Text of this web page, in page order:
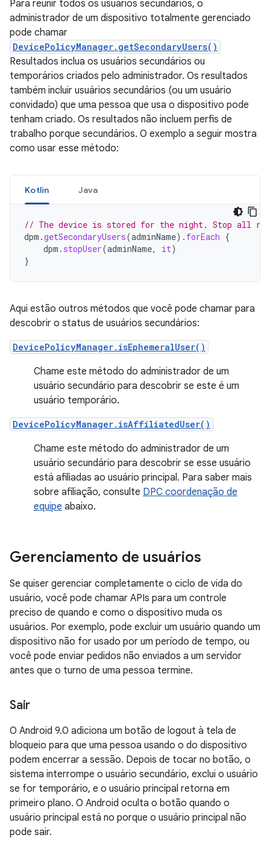
Para reunir todos os usuários secundários, o
administrador de um dispositivo totalmente gerenciado
pode chamar
DevicePolicyManager.getSecondaryUsers()
Resultados inclua os usuários secundários ou
temporários criados pelo administrador. Os resultados
também incluir usuários secundários (ou um usuário
convidado) que uma pessoa que usa o dispositivo pode
tenham criado. Os resultados não incluem perfis de
trabalho porque secundários. O exemplo a seguir mostra
como usar esse método:
Kotlin Java
// The device is stored for the night. Stop all
dpm .getSecondaryUsers(adminName). forEach {
dpm . stopUser(adminName, it)
}
Aqui estão outros métodos que você pode chamar para
descobrir o status de usuários secundários:
DevicePolicyManager.isEphemeralUser()
Chame este método do administrador de um
usuário secundário para descobrir se este é um
usuário temporário.
DevicePolicyManager.isAffiliatedUser()
Chame este método do administrador de um
usuário secundário para descobrir se esse usuário
está afiliadas ao usuário principal. Para saber mais
sobre afiliação, consulte DPC coordenação de
equipe abaixo.
Gerenciamento de usuários
Se quiser gerenciar completamente o ciclo de vida do
usuário, você pode chamar APIs para um controle
preciso de quando e como o dispositivo muda os
usuários. Por exemplo, pode excluir um usuário quando um
dispositivo não for usado por um período de tempo, ou
você pode enviar pedidos não enviados a um servidor
antes que o turno de uma pessoa termine.
Sair
O Android 9.0 adiciona um botão de logout à tela de
bloqueio para que uma pessoa usando o do dispositivo
podem encerrar a sessão. Depois de tocar no botão, o
sistema interrompe o usuário secundário, exclui o usuário
se for temporário, e o usuário principal retorna em
primeiro plano. O Android oculta o botão quando o
usuário principal está no porque o usuário principal não
pode sair.